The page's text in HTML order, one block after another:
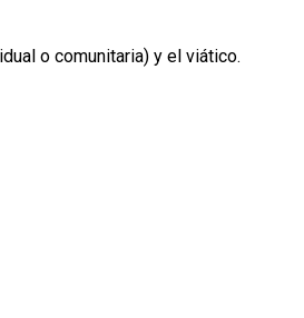
o comunitaria) y el viático.